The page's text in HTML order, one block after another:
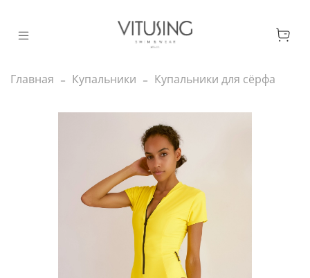
Главная Купальники Купальники для сёрфа